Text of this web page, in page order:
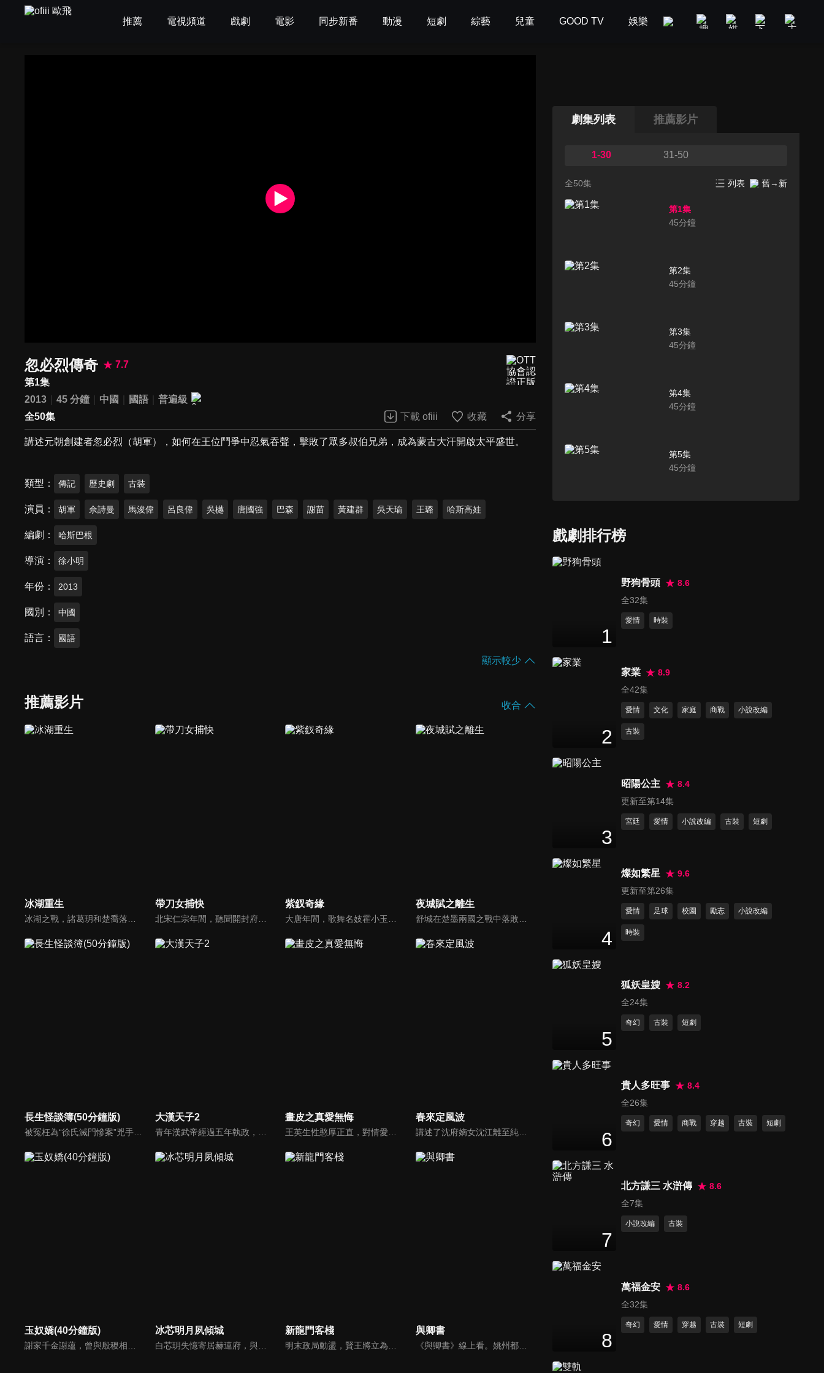
推薦 電視頻道 戲劇 電影 同步新番 動漫 短劇 綜藝 兒童 GOOD TV 娛樂 美食旅遊 新聞政論
忽必烈傳奇
7.7
第1集
2013
45 分鐘 中國 國語
普遍級
全50集
下載 ofiii 收藏 分享
講述元朝創建者忽必烈（胡軍），如何在王位鬥爭中忍氣吞聲，擊敗了眾多叔伯兄弟，成為蒙古大汗開啟太平盛世。
類型 傳記 歷史劇 古裝
演員 胡軍 佘詩曼 馬浚偉 呂良偉 吳樾 唐國強 巴森 謝苗 黃建群 吳天瑜 王璐 哈斯高娃
編劇 哈斯巴根
導演 徐小明
年份 2013
國別 中國
語言 國語
顯示較少
推薦影片 收合
冰湖重生 帶刀女捕快
北宋仁宗年間，聽聞開封府有人擊鼓喊冤，蘭桂坊女大廚勝男（姜鴻）策馬飛奔去為民請命。柳明月（佘詩曼）是婦道人家，雖與勝男出身不同，但都莫名被捲入連環命案。自明月與勝男捲入命案後，他們各展所長，幫助朝廷破案，仁宗帝下旨，封她們為＂帶刀女捕快＂，成為包拯的左膀右臂，協助開封府衙。
紫釵奇緣 夜城賦之離生
長生怪談簿(50分鐘版) 大漢天子2 畫皮之真愛無悔 春來定風波
講述了沈府嫡女沈江離至純至善，成婚夜被設計與二少主陸景明有夫妻之實，還遭陷害禁足祠堂。分娩遇難被救後兒子焱焱卻有頑疾，藥只有陸家有，沈江離為救子重回陸府。她打臉刁難者，揭開當年被陷害的陰謀，也解開與陸景明的誤會，焱焱則神助攻兩人破鏡重圓。
玉奴嬌(40分鐘版)
謝家千金謝蘊，曾與殷稷相識相愛，卻被誤會為背叛殷稷轉嫁齊王的始亂終棄之人。殷稷登上王位後，開啟了謝蘊地獄般的宮廷生活。謝蘊在與殷稷的愛恨糾葛中依然守住本心，兩人攜手粉碎了逆賊的陰謀。
冰芯明月夙傾城
白芯玥失憶寄居赫連府，與赫連夙在查探身世的過程中糾纏不清，彼此間情愫暗生。然而，藍羽軍的謎團、玄璃珠的秘密、以及潛伏在暗處的千機閣，讓他們步步驚心。白芯玥曾經的青梅竹馬沈瀾熠，如今卻是隱藏黑暗勢力的操控者，在愛與仇恨間掙扎。赫連夙和白芯玥能否衝破重重阻礙，找回真相？
新龍門客棧
明末政局動盪，賢王將立為太子，引來敬王與東廠曹少欽暗中謀害。錦衣衛周淮安護送英王遇伏，逃亡途中攜小王爺求助俠女邱莫言，並逃至龍門島。女掌櫃金鑲玉傾心周淮安，三人情義糾葛。最終周力挫奸黨、昭雪忠冤，成就開海開市大業，功成隱退，金鑲玉守候不渝。
與卿書
《與卿書》線上看。姚州都督左經綸在上任途中誤入與世隔絕的村落—桃花塢，這裡有一個奇特的習俗，女子只有談過戀愛才算成年，左經綸突然出現在柳卿卿的「阿羅風」上任儀式，被族人認定為天意，強行留下左經綸在桃花塢……
劇集列表 推薦影片
1-30 31-50
全50集 列表 舊→新
第1集
45分鐘
第2集
45分鐘
第3集
45分鐘
第4集
45分鐘
第5集
45分鐘
46
分鐘
第11集
45
分鐘
45 分鐘
第16集
第17集
分鐘
戲劇排行榜
1
野狗骨頭
8.6
全32集
愛情 時裝
2
家業
8.9
全42集
愛情 文化 家庭 商戰 小說改編
古裝
3
昭陽公主
8.4
更新至第14集
宮廷 愛情 小說改編 古裝 短劇
4
燦如繁星
9.6
更新至第26集
愛情 足球 校園 勵志 小說改編
時裝
5
狐妖皇嫂
8.2
全24集
奇幻 古裝 短劇
6
貴人多旺事
8.4
全26集
奇幻 愛情 商戰 穿越 古裝 短劇
7
北方謙三 水滸傳
8.6
全7集
小說改編 古裝
8
萬福金安
8.6
全32集
奇幻 愛情 穿越 古裝 短劇